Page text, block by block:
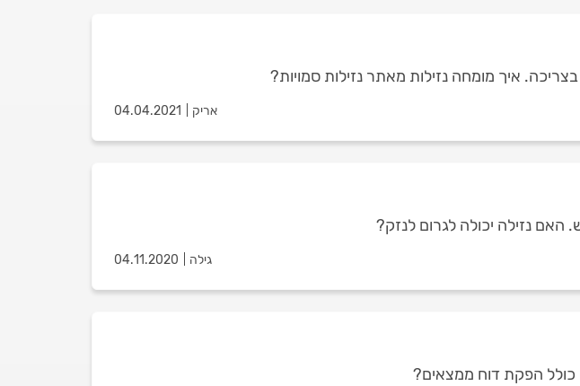
איך מומחה נזילות מאתר נזילות סמויות?
אריק 04.04.2021
האם נזילה יכולה לגרום לנזק?
גילה 04.11.2020
כולל הפקת דוח ממצאים?